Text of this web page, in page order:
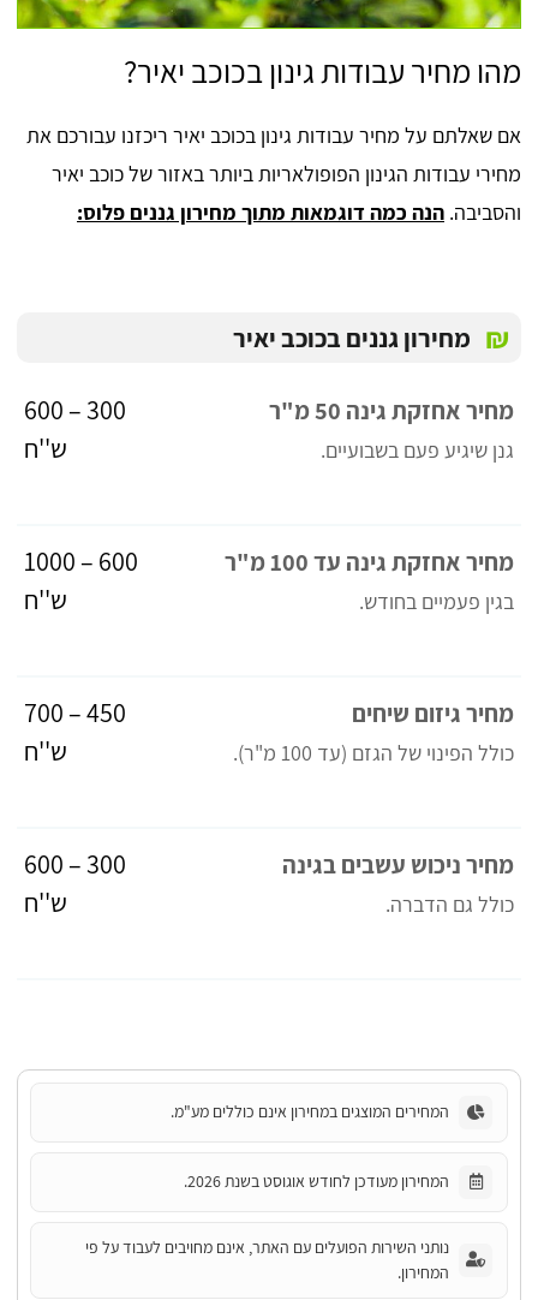
מהו מחיר עבודות גינון בכוכב יאיר?
אם שאלתם על מחיר עבודות גינון בכוכב יאיר ריכזנו עבורכם את
מחירי עבודות הגינון הפופולאריות ביותר באזור של כוכב יאיר
והסביבה. הנה כמה דוגמאות מתוך מחירון גננים פלוס:
₪ מחירון גננים בכוכב יאיר
מחיר אחזקת גינה 50 מ"ר
גנן שיגיע פעם בשבועיים.
300 – 600
ש''ח
מחיר אחזקת גינה עד 100 מ"ר
בגין פעמיים בחודש.
600 – 1000
ש''ח
מחיר גיזום שיחים
כולל הפינוי של הגזם (עד 100 מ"ר).
450 – 700
ש''ח
מחיר ניכוש עשבים בגינה
כולל גם הדברה.
300 – 600
ש''ח
המחירים המוצגים במחירון אינם כוללים מע"מ.
המחירון מעודכן לחודש אוגוסט בשנת 2026.
נותני השירות הפועלים עם האתר, אינם מחויבים לעבוד על פי
המחירון.